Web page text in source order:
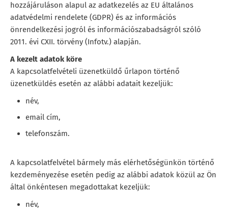
hozzájáruláson alapul az adatkezelés az EU általános
adatvédelmi rendelete (GDPR) és az információs
önrendelkezési jogról és információszabadságról szóló
2011. évi CXII. törvény (Infotv.) alapján.
A kezelt adatok köre
A kapcsolatfelvételi üzenetküldő űrlapon történő
üzenetküldés esetén az alábbi adatait kezeljük:
név,
email cím,
telefonszám.
A kapcsolatfelvétel bármely más elérhetőségünkön történő
kezdeményezése esetén pedig az alábbi adatok közül az Ön
által önkéntesen megadottakat kezeljük:
név,